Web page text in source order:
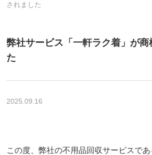
されました
弊社サービス「一軒ラク着」が商
た
2025.09.16
この度、弊社の不用品回収サービスであ